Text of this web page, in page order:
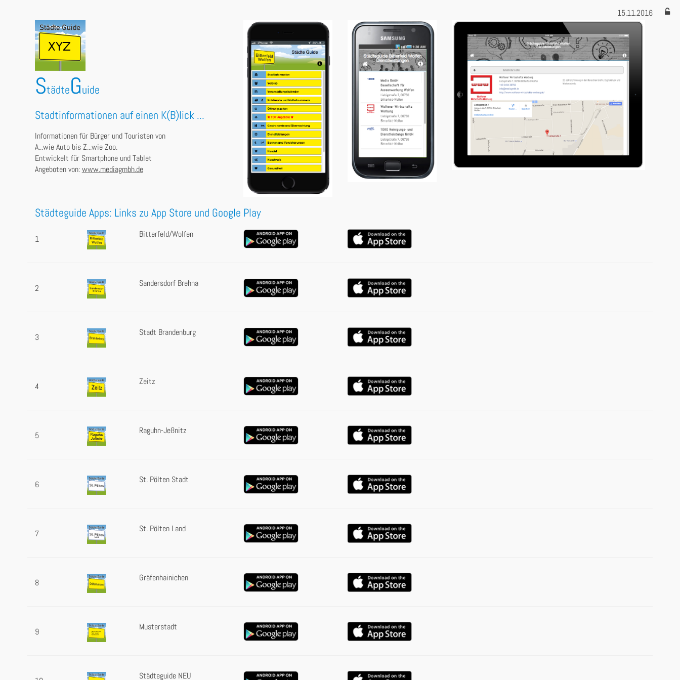
15.11.2016
StädteGuide
Stadtinformationen auf einen K(B)lick ...
Informationen für Bürger und Touristen von
A...wie Auto bis Z...wie Zoo.
Entwickelt für Smartphone und Tablet
Angeboten von:www.mediagmbh.de
Städteguide Apps: Links zu App Store und Google Play
1 Bitterfeld/Wolfen
2 Sandersdorf Brehna
3 Stadt Brandenburg
4 Zeitz
5 Raguhn-Jeßnitz
6 St. Pölten Stadt
7 St. Pölten Land
8 Gräfenhainichen
9 Musterstadt
Städteguide NEU